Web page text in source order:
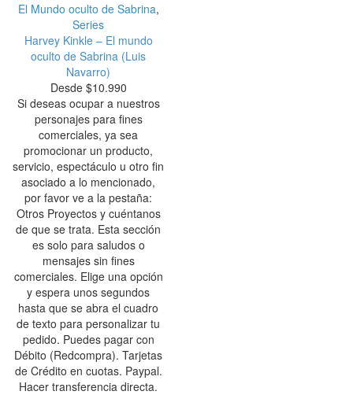
El Mundo oculto de Sabrina,
Series
Harvey Kinkle – El mundo
oculto de Sabrina (Luis
Navarro)
Desde $10.990
Si deseas ocupar a nuestros
personajes para fines
comerciales, ya sea
promocionar un producto,
servicio, espectáculo u otro fin
asociado a lo mencionado,
por favor ve a la pestaña:
Otros Proyectos y cuéntanos
de que se trata. Esta sección
es solo para saludos o
mensajes sin fines
comerciales. Elige una opción
y espera unos segundos
hasta que se abra el cuadro
de texto para personalizar tu
pedido. Puedes pagar con
Débito (Redcompra). Tarjetas
de Crédito en cuotas. Paypal.
Hacer transferencia directa.